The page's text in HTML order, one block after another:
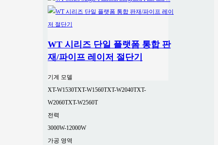
WT 시리즈 단일 플랫폼 통합 판
재/파이프 레이저 절단기
기계 모델
XT-W1530TXT-W1560TXT-W2040TXT-
W2060TXT-W2560T
전력
3000W-12000W
가공 영역